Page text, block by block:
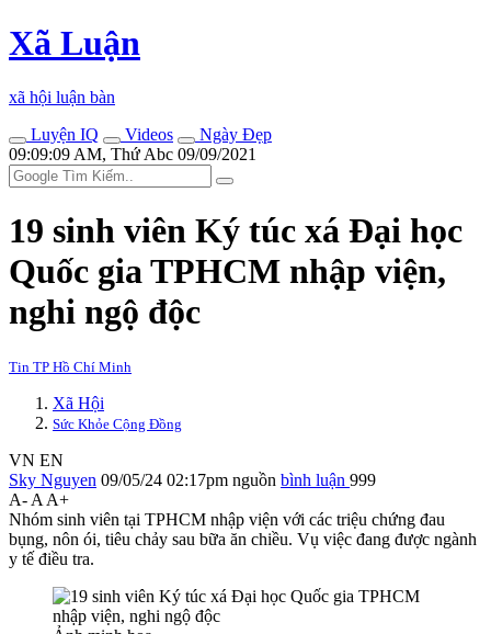
Xã Luận
xã hội luận bàn
Luyện IQ
Videos
Ngày Đẹp
09:09:09 AM, Thứ Abc 09/09/2021
19 sinh viên Ký túc xá Đại học
Quốc gia TPHCM nhập viện,
nghi ngộ độc
Tin TP Hồ Chí Minh
Xã Hội
Sức Khỏe Cộng Đồng
VN EN
Sky Nguyen 09/05/24 02:17pm nguồn bình luận 999
A- A A+
Nhóm sinh viên tại TPHCM nhập viện với các triệu chứng đau
bụng, nôn ói, tiêu chảy sau bữa ăn chiều. Vụ việc đang được ngành
y tế điều tra.